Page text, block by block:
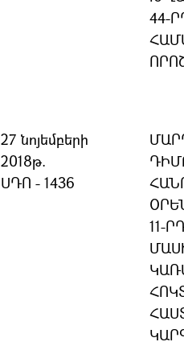
44-
27 նոյեմբերի
2018թ.
ՍԴՈ - 1436
11-